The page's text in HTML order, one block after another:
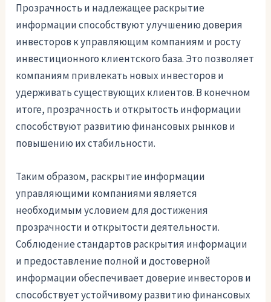
Прозрачность и надлежащее раскрытие
информации способствуют улучшению доверия
инвесторов к управляющим компаниям и росту
инвестиционного клиентского база. Это позволяет
компаниям привлекать новых инвесторов и
удерживать существующих клиентов. В конечном
итоге, прозрачность и открытость информации
способствуют развитию финансовых рынков и
повышению их стабильности.
Таким образом, раскрытие информации
управляющими компаниями является
необходимым условием для достижения
прозрачности и открытости деятельности.
Соблюдение стандартов раскрытия информации
и предоставление полной и достоверной
информации обеспечивает доверие инвесторов и
способствует устойчивому развитию финансовых